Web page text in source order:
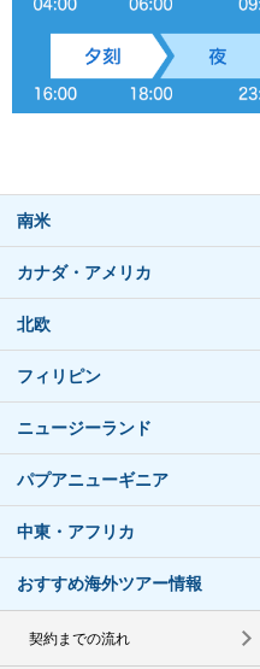
南米
カナダ・アメリカ
北欧
フィリピン
ニュージーランド
パプアニューギニア
中東・アフリカ
おすすめ海外ツアー情報
契約までの流れ